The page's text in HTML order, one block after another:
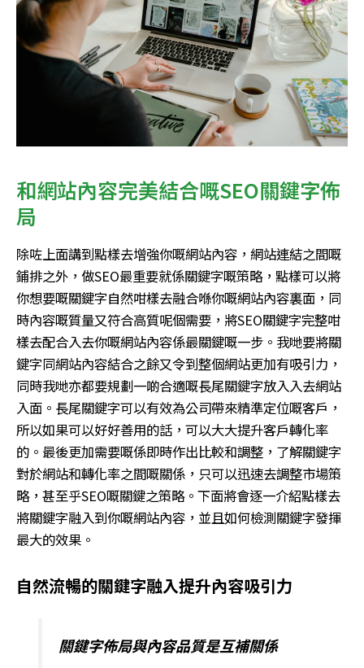
和網站內容完美結合嘅SEO關鍵字佈
局
除咗上面講到點樣去增強你嘅網站內容，網站連結之間嘅
鋪排之外，做SEO最重要就係關鍵字嘅策略，點樣可以將
你想要嘅關鍵字自然咁樣去融合喺你嘅網站內容裏面，同
時內容嘅質量又符合高質呢個需要，將SEO關鍵字完整咁
樣去配合入去你嘅網站內容係最關鍵嘅一步。我哋要將關
鍵字同網站內容結合之餘又令到整個網站更加有吸引力，
同時我哋亦都要規劃一啲合適嘅長尾關鍵字放入入去網站
入面。長尾關鍵字可以有效為公司帶來精準定位嘅客戶，
所以如果可以好好善用的話，可以大大提升客戶轉化率
的。最後更加需要嘅係即時作出比較和調整，了解關鍵字
對於網站和轉化率之間嘅關係，只可以迅速去調整市場策
略，甚至乎SEO嘅關鍵之策略。下面將會逐一介紹點樣去
將關鍵字融入到你嘅網站內容，並且如何檢測關鍵字發揮
最大的效果。
自然流暢的關鍵字融入提升內容吸引力
關鍵字佈局與內容品質是互補關係